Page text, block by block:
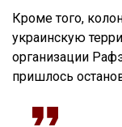
Кроме того,
украинскую
организации
пришлось